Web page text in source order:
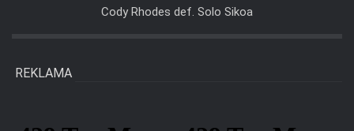
Cody Rhodes def. Solo Sikoa
REKLAMA